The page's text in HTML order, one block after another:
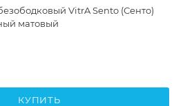
VitrA Sento (Сенто)
матовый
КУПИТЬ